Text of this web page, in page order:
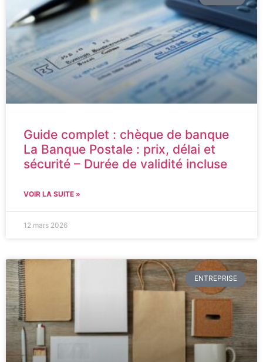
Guide complet : chèque de banque
La Banque Postale : prix, délai et
sécurité – Durée de validité incluse
VOIR LA SUITE »
12 mars 2026
ENTREPRISE